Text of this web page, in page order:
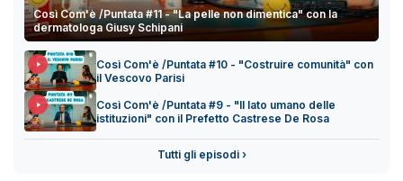
Così Com'è /Puntata #11 - "La pelle non dimentica" con la
dermatologa Giusy Schipani
Così Com'è /Puntata #10 - "Costruire comunità" con
il Vescovo Parisi
Così Com'è /Puntata #9 - "Il lato umano delle
istituzioni" con il Prefetto Castrese De Rosa
Tutti gli episodi ›